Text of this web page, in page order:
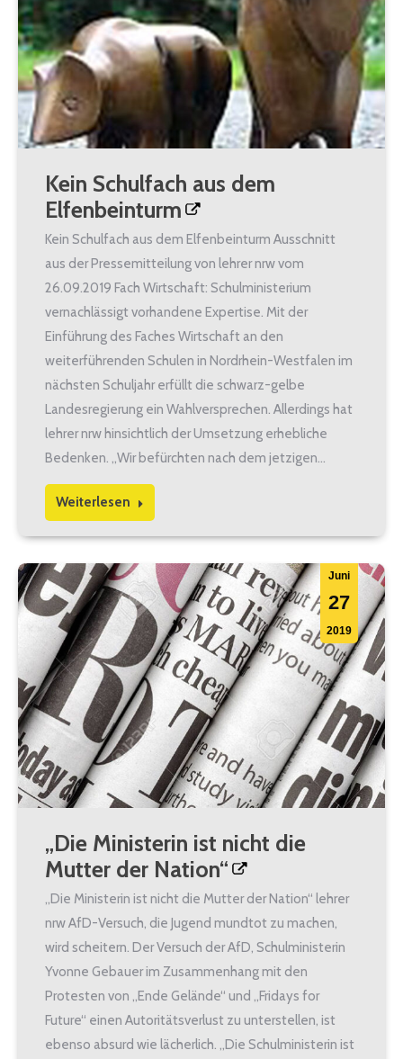
Kein Schulfach aus dem
Elfenbeinturm
Kein Schulfach aus dem Elfenbeinturm Ausschnitt
aus der Pressemitteilung von lehrer nrw vom
26.09.2019 Fach Wirtschaft: Schulministerium
vernachlässigt vorhandene Expertise. Mit der
Einführung des Faches Wirtschaft an den
weiterführenden Schulen in Nordrhein-Westfalen im
nächsten Schuljahr erfüllt die schwarz-gelbe
Landesregierung ein Wahlversprechen. Allerdings hat
lehrer nrw hinsichtlich der Umsetzung erhebliche
Bedenken. „Wir befürchten nach dem jetzigen…
Weiterlesen
Juni
27
2019
„Die Ministerin ist nicht die
Mutter der Nation“
„Die Ministerin ist nicht die Mutter der Nation“ lehrer
nrw AfD-Versuch, die Jugend mundtot zu machen,
wird scheitern. Der Versuch der AfD, Schulministerin
Yvonne Gebauer im Zusammenhang mit den
Protesten von „Ende Gelände“ und „Fridays for
Future“ einen Autoritätsverlust zu unterstellen, ist
ebenso absurd wie lächerlich. „Die Schulministerin ist